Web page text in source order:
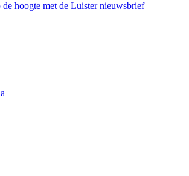
hoogte met de Luister nieuwsbrief